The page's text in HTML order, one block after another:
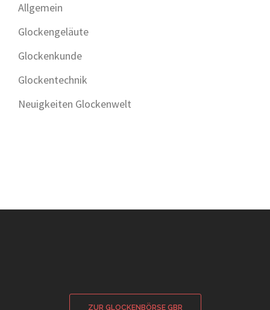
Allgemein
Glockengeläute
Glockenkunde
Glockentechnik
Neuigkeiten Glockenwelt
ZUR GLOCKENBÖRSE GBR